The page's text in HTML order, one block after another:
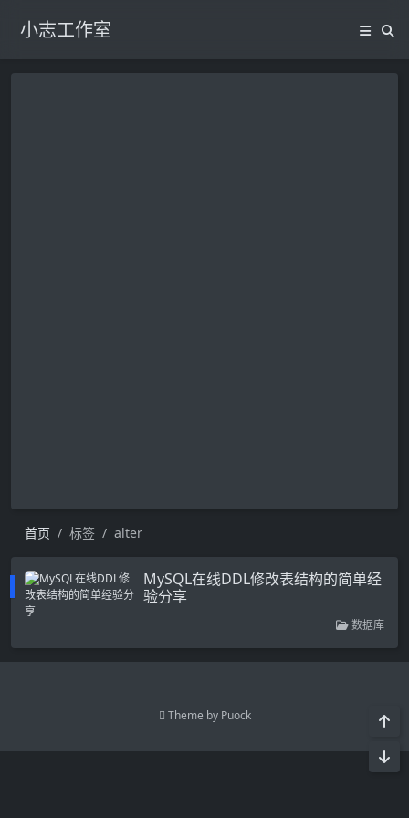
小志工作室
首页 标签 alter
MySQL在线DDL修改表结构的简单经
验分享
数据库
Theme by Puock